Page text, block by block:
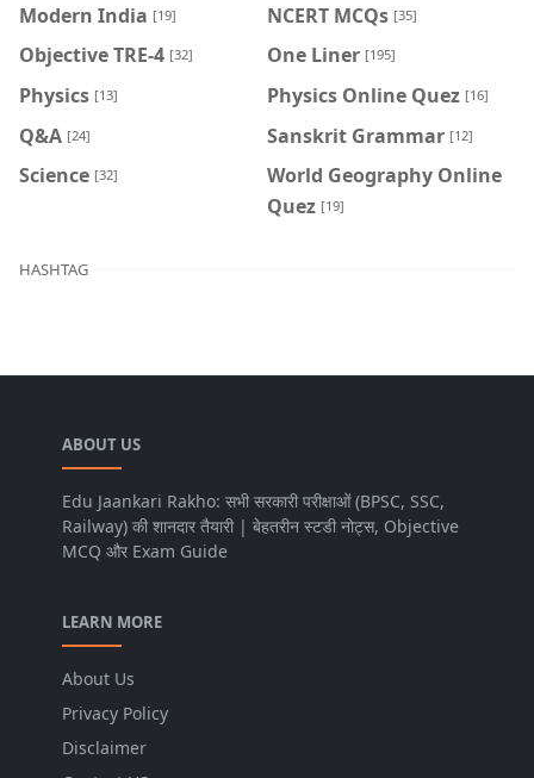
Modern India [19] NCERT MCQs [35]
Objective TRE-4 [32] One Liner [195]
Physics [13] Physics Online Quez [16]
Q&A [24] Sanskrit Grammar [12]
Science [32]
World Geography Online
Quez [19]
HASHTAG
ABOUT US
Edu Jaankari Rakho: सभी सरकारी परीक्षाओं (BPSC, SSC,
Railway) की शानदार तैयारी | बेहतरीन स्टडी नोट्स, Objective
MCQ और Exam Guide
LEARN MORE
About Us
Privacy Policy
Disclaimer